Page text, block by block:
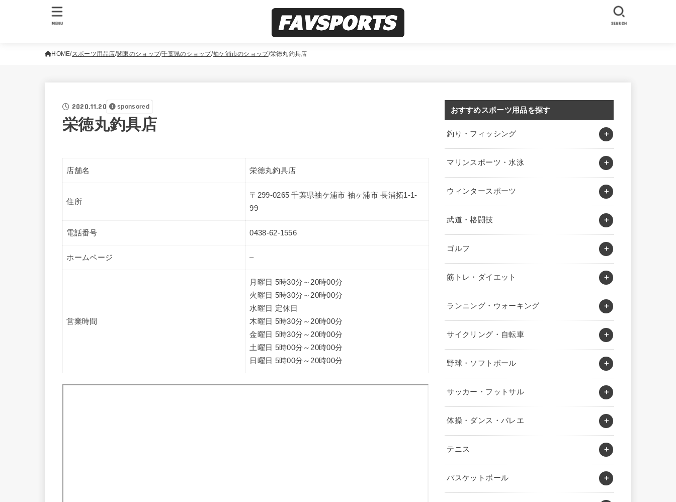
SEARCH
MENU
HOME スポーツ用品店 関東のショップ 千葉県のショップ 袖ケ浦市のショップ 栄徳丸釣具店
2020.11.20 sponsored
栄徳丸釣具店
店舗名 栄徳丸釣具店
住所
〒299-0265 千葉県袖ケ浦市 袖ヶ浦市 長浦拓1-1-
99
電話番号 0438-62-1556
ホームページ –
営業時間
月曜日 5時30分～20時00分
火曜日 5時30分～20時00分
水曜日 定休日
木曜日 5時30分～20時00分
金曜日 5時30分～20時00分
土曜日 5時00分～20時00分
日曜日 5時00分～20時00分
おすすめスポーツ用品を探す
釣り・フィッシング
マリンスポーツ・水泳
ウィンタースポーツ
武道・格闘技
ゴルフ
筋トレ・ダイエット
ランニング・ウォーキング
サイクリング・自転車
野球・ソフトボール
サッカー・フットサル
体操・ダンス・バレエ
テニス
バスケットボール